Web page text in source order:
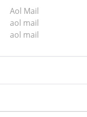
Aol Mail
aol mail
aol mail